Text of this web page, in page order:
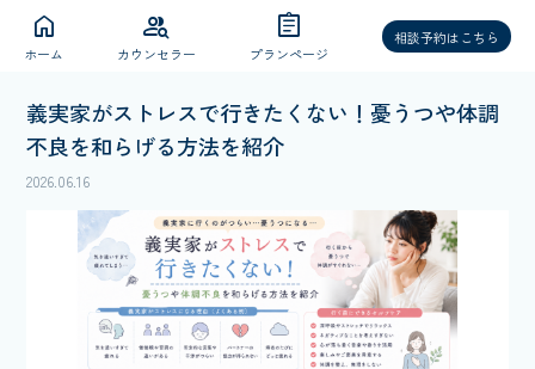
home
ホーム
group_search
カウンセラー
assignment
プランページ
相談予約はこちら
義実家がストレスで行きたくない！憂うつや体調
不良を和らげる方法を紹介
2026.06.16